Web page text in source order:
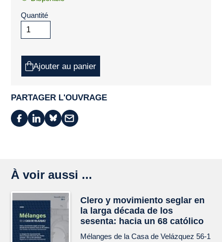
Quantité
Ajouter au panier
PARTAGER L'OUVRAGE
À voir aussi ...
Clero y movimiento seglar en
la larga década de los
sesenta: hacia un 68 católico
Mélanges de la Casa de Velázquez 56-1